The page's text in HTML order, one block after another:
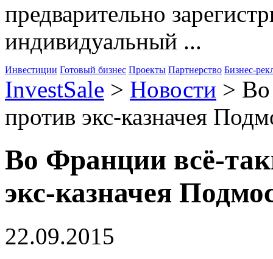
предварительно
индивидуальный ...
Инвестиции Готовый бизнес Проекты Партнерство Бизнес-
InvestSale > Новости > Во
против экс-казначея
Во Франции всё-
экс-казначея
22.09.2015